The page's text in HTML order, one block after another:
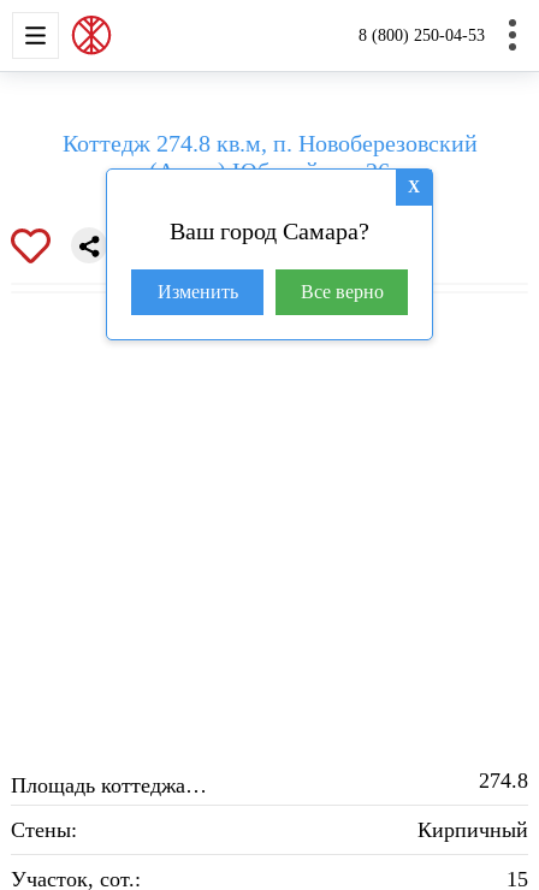
8 (800) 250-04-53
НОВОСТРОЙКИ ДОМА И
X
Ваш город Самара?
Изменить Все верно
Коттедж 274.8 кв.м, п. Новоберезовский
(Аглос),Юбилейная, 26
Площадь коттеджа, м 274.8
Стены: Кирпичный
Участок, сот.: 15